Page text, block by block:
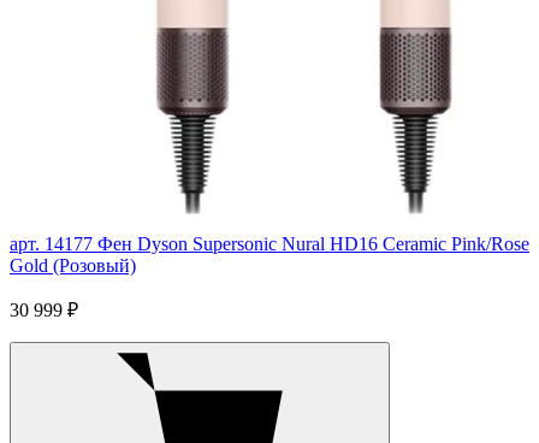
арт. 14177 Фен Dyson Supersonic Nural HD16 Ceramic Pink/Rose
Gold (Розовый)
30 999 ₽